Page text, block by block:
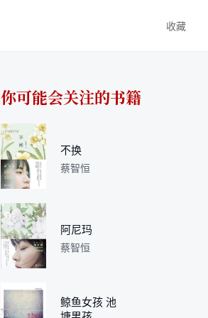
收藏
你可能会关注的书籍
不换
蔡智恒
阿尼玛
蔡智恒
鲸鱼女孩 池